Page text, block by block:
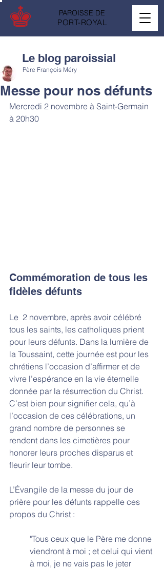
PAROISSE DE
PORT-ROYAL
Messe pour nos défunts
Père François Méry
Mercredi 2 novembre à Saint-Germain
à 20h30
Commémoration de tous les
fidèles défunts
Le  2 novembre, après avoir célébré
tous les saints, les catholiques prient
pour leurs défunts. Dans la lumière de
la Toussaint, cette journée est pour les
chrétiens l’occasion d’affirmer et de
vivre l’espérance en la vie éternelle
donnée par la résurrection du Christ.
C’est bien pour signifier cela, qu’à
l’occasion de ces célébrations, un
grand nombre de personnes se
rendent dans les cimetières pour
honorer leurs proches disparus et
fleurir leur tombe.
L’Évangile de la messe du jour de
prière pour les défunts rappelle ces
propos du Christ :
"Tous ceux que le Père me donne
viendront à moi ; et celui qui vient
à moi, je ne vais pas le jeter
Le blog paroissial